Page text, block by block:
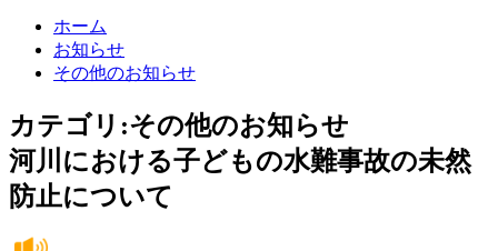
ホーム
お知らせ
その他のお知らせ
カテゴリ:その他のお知らせ
河川における子どもの水難事故の未然
防止について